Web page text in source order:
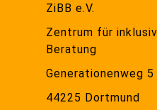
ZiBB e.V.
Zentrum für
Beratung
Generationenweg 5
44225 Dortmund